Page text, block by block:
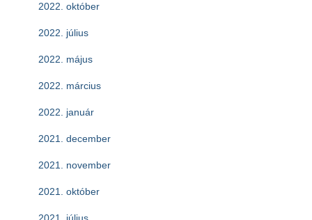
2022. október
2022. július
2022. május
2022. március
2022. január
2021. december
2021. november
2021. október